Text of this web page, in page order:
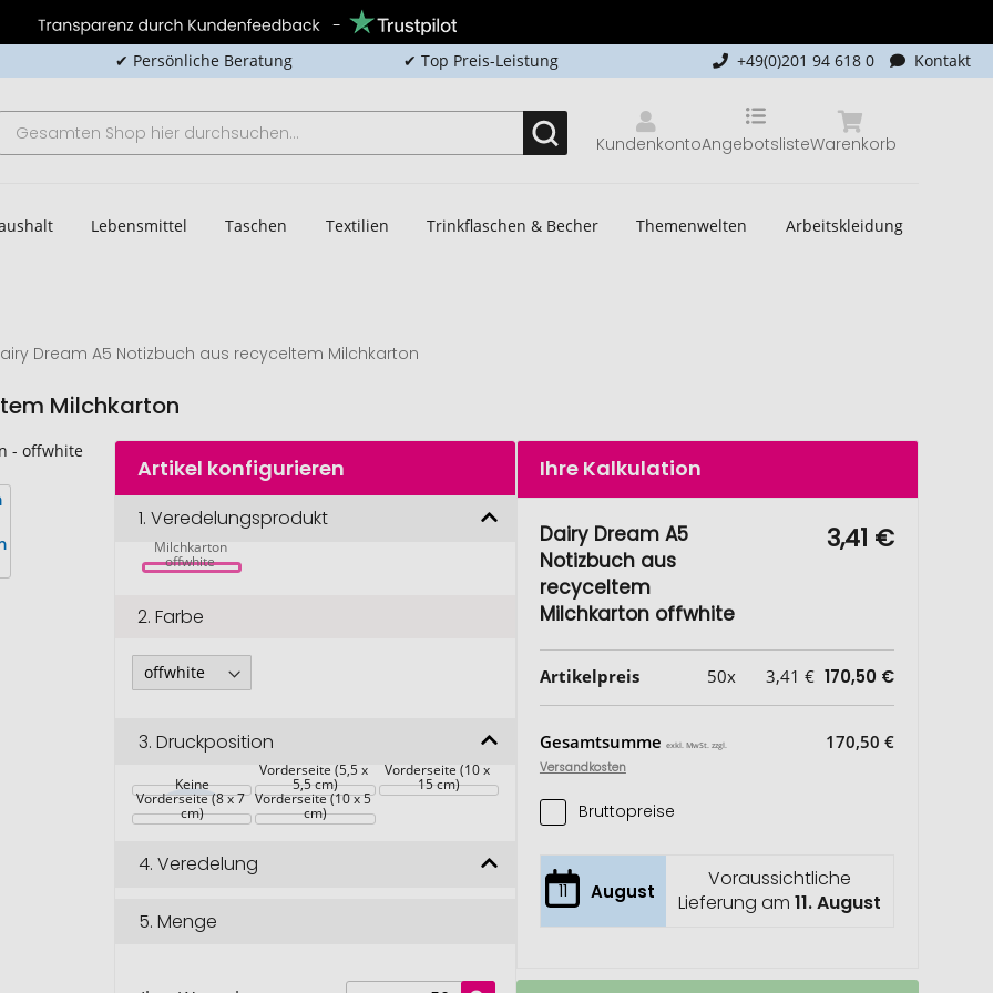
✔ Persönliche Beratung ✔ Top Preis-Leistung +49(0)201 94 618 0 Kontakt
Kundenkonto Warenkorb
Angebotsliste
Lebensmittel Taschen Textilien Trinkflaschen & Becher Themenwelten Arbeitskleidung
Dream A5 Notizbuch aus recyceltem Milchkarton
Milchkarton
Artikel konfigurieren
1.Veredelungsprodukt
A5 Notizbuch
aus recyceltem
Milchkarton
offwhite
2.Farbe
3.Druckposition
Keine
Vorderseite (5,5 x
5,5 cm)
Vorderseite (10 x
15 cm)
Vorderseite (8 x 7
cm)
Vorderseite (10 x 5
cm)
4.Veredelung
5.Menge
Ihre Kalkulation
Dairy Dream A5
Notizbuch aus
recyceltem
Milchkarton offwhite
3,41 €
Artikelpreis 50x 3,41 € 170,50 €
Gesamtsumme exkl. MwSt. zzgl.
Versandkosten
170,50 €
Bruttopreise
11 August
Voraussichtliche
Lieferung am 11. August